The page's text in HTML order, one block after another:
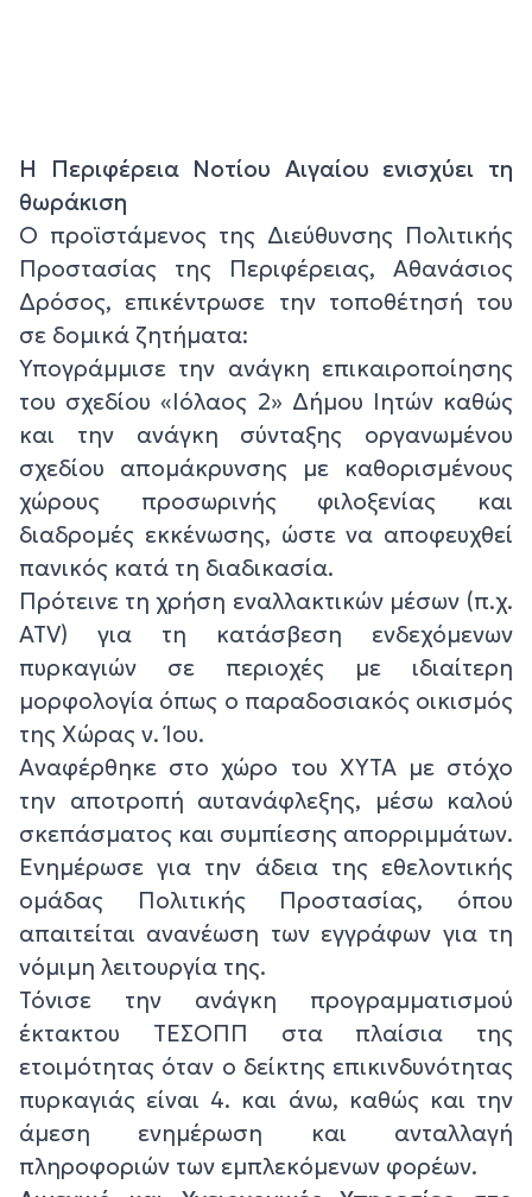
Η Περιφέρεια Νοτίου Αιγαίου ενισχύει τη
θωράκιση
Ο προϊστάμενος της Διεύθυνσης Πολιτικής
Προστασίας της Περιφέρειας, Αθανάσιος
Δρόσος, επικέντρωσε την τοποθέτησή του
σε δομικά ζητήματα:
Υπογράμμισε την ανάγκη επικαιροποίησης
του σχεδίου «Ιόλαος 2» Δήμου Ιητών καθώς
και την ανάγκη σύνταξης οργανωμένου
σχεδίου απομάκρυνσης με καθορισμένους
χώρους προσωρινής φιλοξενίας και
διαδρομές εκκένωσης, ώστε να αποφευχθεί
πανικός κατά τη διαδικασία.
Πρότεινε τη χρήση εναλλακτικών μέσων (π.χ.
ATV) για τη κατάσβεση ενδεχόμενων
πυρκαγιών σε περιοχές με ιδιαίτερη
μορφολογία όπως ο παραδοσιακός οικισμός
της Χώρας ν. Ίου.
Αναφέρθηκε στο χώρο του ΧΥΤΑ με στόχο
την αποτροπή αυτανάφλεξης, μέσω καλού
σκεπάσματος και συμπίεσης απορριμμάτων.
Ενημέρωσε για την άδεια της εθελοντικής
ομάδας Πολιτικής Προστασίας, όπου
απαιτείται ανανέωση των εγγράφων για τη
νόμιμη λειτουργία της.
Τόνισε την ανάγκη προγραμματισμού
έκτακτου ΤΕΣΟΠΠ στα πλαίσια της
ετοιμότητας όταν ο δείκτης επικινδυνότητας
πυρκαγιάς είναι 4. και άνω, καθώς και την
άμεση ενημέρωση και ανταλλαγή
πληροφοριών των εμπλεκόμενων φορέων.